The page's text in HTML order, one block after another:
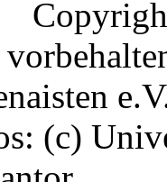
(c)